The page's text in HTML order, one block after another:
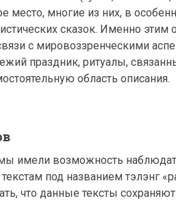
многие из них, в
сказок. Именно этим
с мировоззренческими
праздник, ритуалы,
область описания.
имели возможность
под названием тэлэнг
что данные тексты